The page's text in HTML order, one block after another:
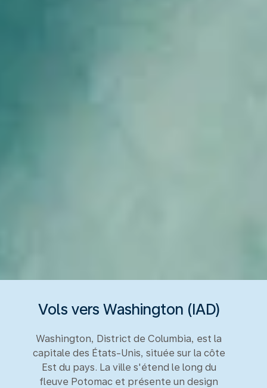
Vols vers Washington (IAD)
Washington, District de Columbia, est la
capitale des États-Unis, située sur la côte
Est du pays. La ville s'étend le long du
fleuve Potomac et présente un design